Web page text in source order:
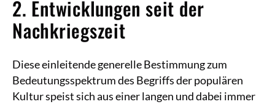
2. Entwicklungen seit der
Nachkriegszeit
Diese einleitende generelle Bestimmung zum
Bedeutungsspektrum des Begriffs der populären
Kultur speist sich aus einer langen und dabei immer